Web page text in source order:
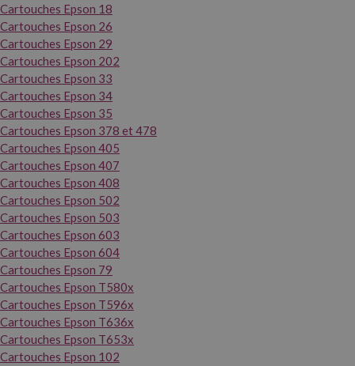
Cartouches Epson 18
Cartouches Epson 26
Cartouches Epson 29
Cartouches Epson 202
Cartouches Epson 33
Cartouches Epson 34
Cartouches Epson 35
Cartouches Epson 378 et 478
Cartouches Epson 405
Cartouches Epson 407
Cartouches Epson 408
Cartouches Epson 502
Cartouches Epson 503
Cartouches Epson 603
Cartouches Epson 604
Cartouches Epson 79
Cartouches Epson T580x
Cartouches Epson T596x
Cartouches Epson T636x
Cartouches Epson T653x
Cartouches Epson 102